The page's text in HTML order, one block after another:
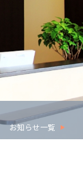
お知らせ一覧